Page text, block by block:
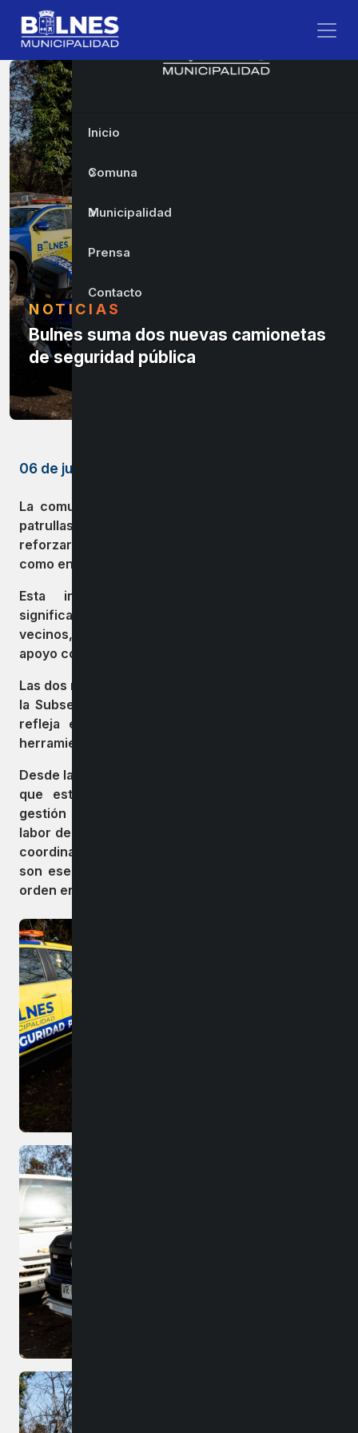
NOTICIAS
Bulnes suma dos nuevas camionetas
de seguridad pública
06 de julio de 2026
La comuna cuenta ahora con un total de cuatro
patrullas de Seguridad Pública, destinadas a
reforzar la seguridad tanto en la zona urbana
como en los sectores rurales.
Esta incorporación representa un avance
significativo en el cuidado y resguardo de los
vecinos, fortaleciendo la presencia preventiva y el
apoyo comunitario en materias de seguridad.
Las dos nuevas camionetas fueron financiadas por
la Subsecretaría de Prevención del Delito, lo que
refleja el compromiso de seguir ampliando las
herramientas de protección.
Desde la administración municipal se ha destacado
que estas adquisiciones se enmarcan en una
gestión que respeta y valora profundamente la
labor de Carabineros de Chile, entendiendo que la
coordinación y reconocimiento de su autoridad
son esenciales para mantener la tranquilidad y el
orden en Bulnes.
Inicio
Comuna
Municipalidad
Prensa
Contacto